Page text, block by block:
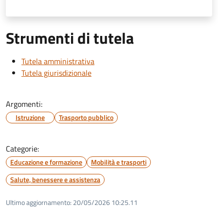
Strumenti di tutela
Tutela amministrativa
Tutela giurisdizionale
Argomenti:
Istruzione Trasporto pubblico
Categorie:
Educazione e formazione
Mobilità e trasporti
Salute, benessere e assistenza
Ultimo aggiornamento: 20/05/2026 10:25.11